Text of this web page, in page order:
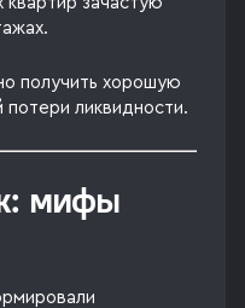
получить хорошую
ликвидности.
мифы